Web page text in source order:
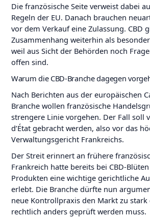
Die französische Seite verweist dabei
Regeln der EU. Danach brauchen
vor dem Verkauf eine Zulassung. CBD
Zusammenhang weiterhin als
weil aus Sicht der Behörden noch
offen sind.
Warum die CBD-Branche dagegen
Nach Berichten aus der europäischen
Branche wollen französische
strengere Linie vorgehen. Der Fall soll
d’État gebracht werden, also vor das
Verwaltungsgericht Frankreichs.
Der Streit erinnert an frühere
Frankreich hatte bereits bei CBD-
Produkten eine wichtige gerichtliche
erlebt. Die Branche dürfte nun
neue Kontrollpraxis den Markt zu
rechtlich anders geprüft werden muss.